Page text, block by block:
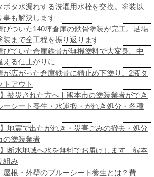
ポタ水漏れする洗濯用水栓を交換。塗装以
事も解決します
びついた140坪倉庫の鉄骨塗装が完工。足場
装まで全工程を振り返ります
びていた倉庫鉄骨が無機塗料で大変身。中
える仕上がりに
が広がった倉庫鉄骨に錆止め下塗り。2液タ
トアウト
被災された方へ｜熊本市の塗装業者ができ
ーシート養生・水運搬・がれき処分・各種
】地震で出たがれき・災害ごみの撤去・処分
の塗装業者
】断水地域へ水を無料でお届けします｜熊本
組み
屋根・外壁のブルーシート養生とは？費